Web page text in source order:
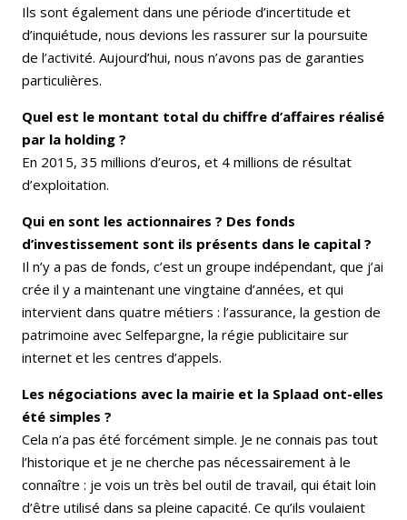
Ils sont également dans une période d’incertitude et
d’inquiétude, nous devions les rassurer sur la poursuite
de l’activité. Aujourd’hui, nous n’avons pas de garanties
particulières.
Quel est le montant total du chiffre d’affaires réalisé
par la holding ?
En 2015, 35 millions d’euros, et 4 millions de résultat
d’exploitation.
Qui en sont les actionnaires ? Des fonds
d’investissement sont ils présents dans le capital ?
Il n’y a pas de fonds, c’est un groupe indépendant, que j’ai
crée il y a maintenant une vingtaine d’années, et qui
intervient dans quatre métiers : l’assurance, la gestion de
patrimoine avec Selfepargne, la régie publicitaire sur
internet et les centres d’appels.
Les négociations avec la mairie et la Splaad ont-elles
été simples ?
Cela n’a pas été forcément simple. Je ne connais pas tout
l’historique et je ne cherche pas nécessairement à le
connaître : je vois un très bel outil de travail, qui était loin
d’être utilisé dans sa pleine capacité. Ce qu’ils voulaient